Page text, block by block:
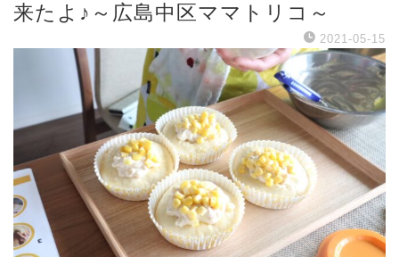
来たよ♪～広島中区ママトリコ～
2021-05-15